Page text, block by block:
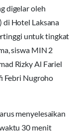
digelar oleh
di Hotel Laksana
untuk tingkat
siswa MIN 2
Rizky Al Fariel
Febri Nugroho
menyelesaikan
30 menit